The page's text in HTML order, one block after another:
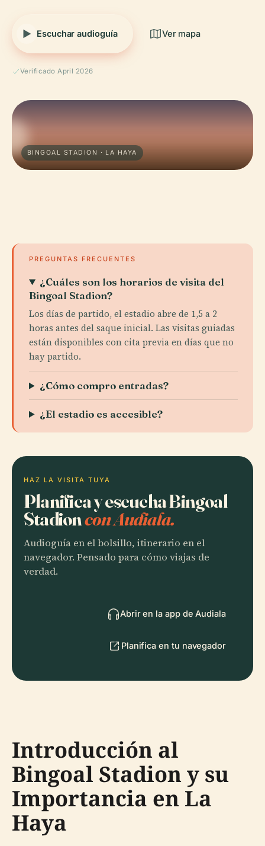
Escuchar audioguía Ver mapa
Verificado April 2026
BINGOAL STADION · LA HAYA
PREGUNTAS FRECUENTES
¿Cuáles son los horarios de visita del
Bingoal Stadion?
Los días de partido, el estadio abre de 1,5 a 2
horas antes del saque inicial. Las visitas guiadas
están disponibles con cita previa en días que no
hay partido.
¿Cómo compro entradas?
¿El estadio es accesible?
HAZ LA VISITA TUYA
Planifica y escucha Bingoal
Stadioncon Audiala.
Audioguía en el bolsillo, itinerario en el
navegador. Pensado para cómo viajas de
verdad.
Abrir en la app de Audiala
Planifica en tu navegador
Introducción al
Bingoal Stadion y su
Importancia en La
Haya